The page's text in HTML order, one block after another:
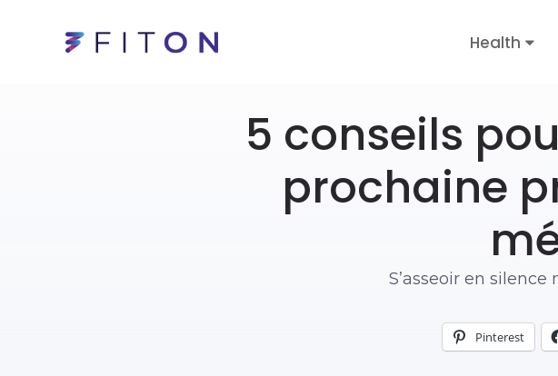
Health
5 conseils
prochaine
S’asseoir en silence
Pinterest